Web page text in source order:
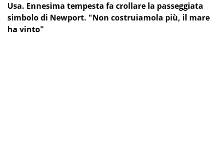
Usa. Ennesima tempesta fa crollare la passeggiata
simbolo di Newport. "Non costruiamola più, il mare
ha vinto"